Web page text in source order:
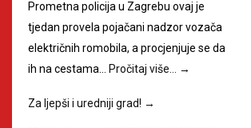
Prometna policija u Zagrebu ovaj je
tjedan provela pojačani nadzor vozača
električnih romobila, a procjenjuje se da
ih na cestama…
Pročitaj više… →
Za ljepši i uredniji grad! →